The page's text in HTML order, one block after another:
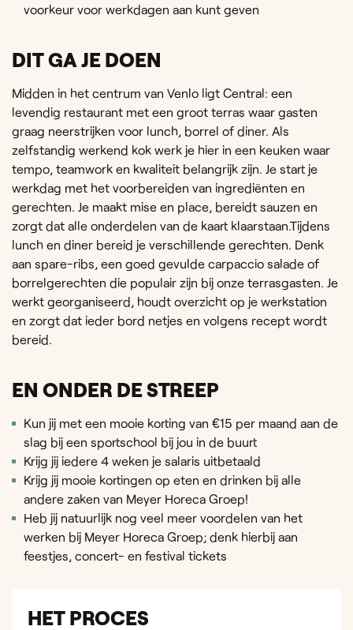
voorkeur voor werkdagen aan kunt geven
DIT GA JE DOEN
Midden in het centrum van Venlo ligt Central: een
levendig restaurant met een groot terras waar gasten
graag neerstrijken voor lunch, borrel of diner. Als
zelfstandig werkend kok werk je hier in een keuken waar
tempo, teamwork en kwaliteit belangrijk zijn. Je start je
werkdag met het voorbereiden van ingrediënten en
gerechten. Je maakt mise en place, bereidt sauzen en
zorgt dat alle onderdelen van de kaart klaarstaan.Tijdens
lunch en diner bereid je verschillende gerechten. Denk
aan spare-ribs, een goed gevulde carpaccio salade of
borrelgerechten die populair zijn bij onze terrasgasten. Je
werkt georganiseerd, houdt overzicht op je werkstation
en zorgt dat ieder bord netjes en volgens recept wordt
bereid.
EN ONDER DE STREEP
Kun jij met een mooie korting van €15 per maand aan de
slag bij een sportschool bij jou in de buurt
Krijg jij iedere 4 weken je salaris uitbetaald
Krijg jij mooie kortingen op eten en drinken bij alle
andere zaken van Meyer Horeca Groep!
Heb jij natuurlijk nog veel meer voordelen van het
werken bij Meyer Horeca Groep; denk hierbij aan
feestjes, concert- en festival tickets
HET PROCES